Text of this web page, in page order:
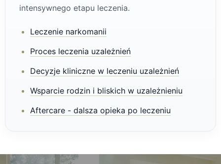
intensywnego etapu leczenia.
Leczenie narkomanii
Proces leczenia uzależnień
Decyzje kliniczne w leczeniu uzależnień
Wsparcie rodzin i bliskich w uzależnieniu
Aftercare - dalsza opieka po leczeniu